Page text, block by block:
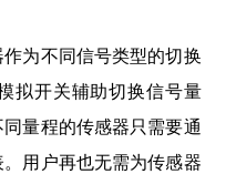
为不同信号类型的切换
拟开关辅助切换信号量
量程的传感器只需要通
用户再也无需为传感器